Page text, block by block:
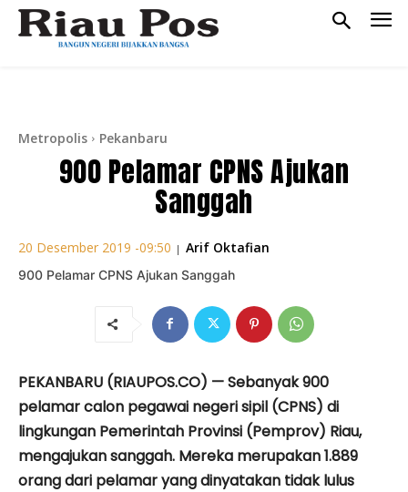
Metropolis Pekanbaru
900 Pelamar CPNS Ajukan
Sanggah
20 Desember 2019 -09:50 | Arif Oktafian
900 Pelamar CPNS Ajukan Sanggah
PEKANBARU (RIAUPOS.CO) — Sebanyak 900
pelamar calon pegawai negeri sipil (CPNS) di
lingkungan Pemerintah Provinsi (Pemprov) Riau,
mengajukan sanggah. Mereka merupakan 1.889
orang dari pelamar yang dinyatakan tidak lulus